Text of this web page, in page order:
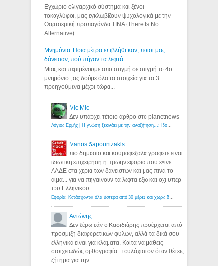
Εγχώριο ολιγαρχικό σύστημα και ξένοι
τοκογλύφοι, μας εγκλωβίζουν ψυχολογικά με την
Θαρτσερική προπαγάνδα TINA (There Is No
Alternative). ...
Μνημόνια: Ποια μέτρα επιβλήθηκαν, ποιοι μας
δάνεισαν, πού πήγαν τα λεφτά...
Μιας και περιμένουμε απο στιγμή σε στιγμή το 4ο
μνημόνιο , ας δούμε όλα τα στοιχεία για τα 3
προηγούμενα μέχρι τώρα...
Mic Mic
Δεν υπάρχει τέτοιο άρθρο στο planetnews
Λόγιος Ερμής | Η γνώση ξεκινάει με την αναζήτηση...: Ιδού οι 18 που χρωστούν 11 δις ευρώ!
Manos Sapountzakis
πιο δημοσιο και κουραφεξαλα γραφετε ειναι
ιδιωτικη επιχειρηση η πρωην εφορια που εγινε
ΑΑΔΕ στα χερια των δανειστων και μας πινει το
αιμα... για να πηγαινουν τα λεφτα εξω και οχι υπερ
του Ελληνικου...
Εφορία: Κατάσχονται όλα ύστερα από 30 μέρες και χωρίς δικαστικές αποφάσεις - Λόγιος Ερμής
Αντώνης
Δεν ξέρω εάν ο Κασιδιάρης προέρχεται από
πρόσμιξη διαφορετικών φυλών, αλλά τα δικά σου
ελληνικά είναι για κλάματα. Κοίτα να μάθεις
στοιχειωδώς ορθογραφία...τουλάχιστον όταν θέτεις
ζήτημα για την...